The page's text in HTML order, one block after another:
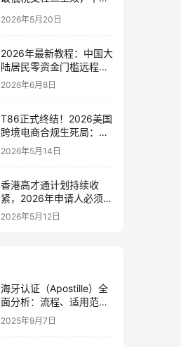
策略
2026年5月20日
2026年最新教程：中国大
陆居民零资金门槛远程开
通嘉信证券国际账户的全
2026年6月8日
T86正式终结！2026美国
跨境电商合规生死局：海
外仓、美国公司与税务架
构全面重构
2026年5月14日
香港高才通计划持续收
紧，2026年申请人必须注
意的7个关键变化！附最
2026年5月12日
海牙认证（Apostille）全
面分析：流程、适用范围
与优势 | 跨国文件认证指
2025年9月7日